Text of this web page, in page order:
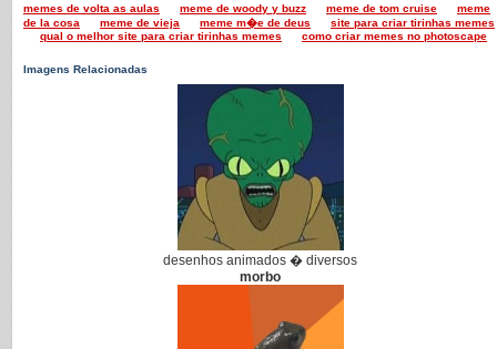
memes de volta as aulas
meme de woody y buzz meme de tom cruise
meme
de la cosa
meme de vieja meme m�e de deus
site para criar tirinhas memes
qual o melhor site para criar tirinhas memes
como criar memes no photoscape
Imagens Relacionadas
desenhos animados � diversos
morbo